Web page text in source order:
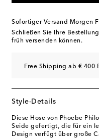
Sofortiger Versand Morgen
Schließen Sie Ihre
früh versenden können.
Free Shipping ab € 400
Style-Details
Diese Hose von Phoebe
Seide gefertigt, die für ein
Design verfügt über große